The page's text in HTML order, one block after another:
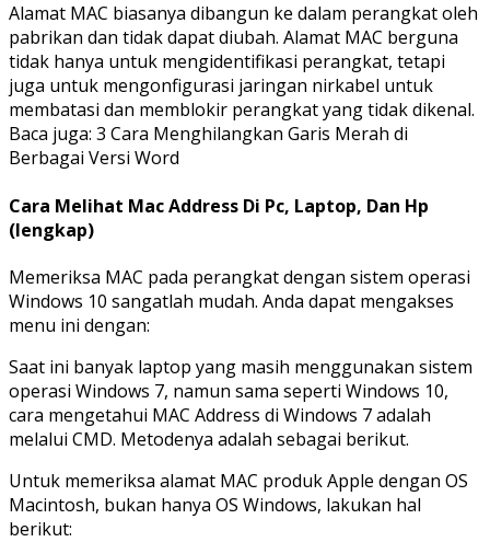
Alamat MAC biasanya dibangun ke dalam perangkat oleh
pabrikan dan tidak dapat diubah. Alamat MAC berguna
tidak hanya untuk mengidentifikasi perangkat, tetapi
juga untuk mengonfigurasi jaringan nirkabel untuk
membatasi dan memblokir perangkat yang tidak dikenal.
Baca juga: 3 Cara Menghilangkan Garis Merah di
Berbagai Versi Word
Cara Melihat Mac Address Di Pc, Laptop, Dan Hp
(lengkap)
Memeriksa MAC pada perangkat dengan sistem operasi
Windows 10 sangatlah mudah. Anda dapat mengakses
menu ini dengan:
Saat ini banyak laptop yang masih menggunakan sistem
operasi Windows 7, namun sama seperti Windows 10,
cara mengetahui MAC Address di Windows 7 adalah
melalui CMD. Metodenya adalah sebagai berikut.
Untuk memeriksa alamat MAC produk Apple dengan OS
Macintosh, bukan hanya OS Windows, lakukan hal
berikut: